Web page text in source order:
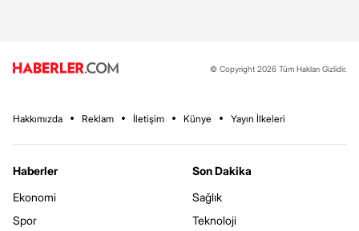
© Copyright 2026 Tüm Hakları Gizlidir.
Hakkımızda Reklam İletişim Künye Yayın İlkeleri
Haberler
Ekonomi
Spor
Son Dakika
Sağlık
Teknoloji